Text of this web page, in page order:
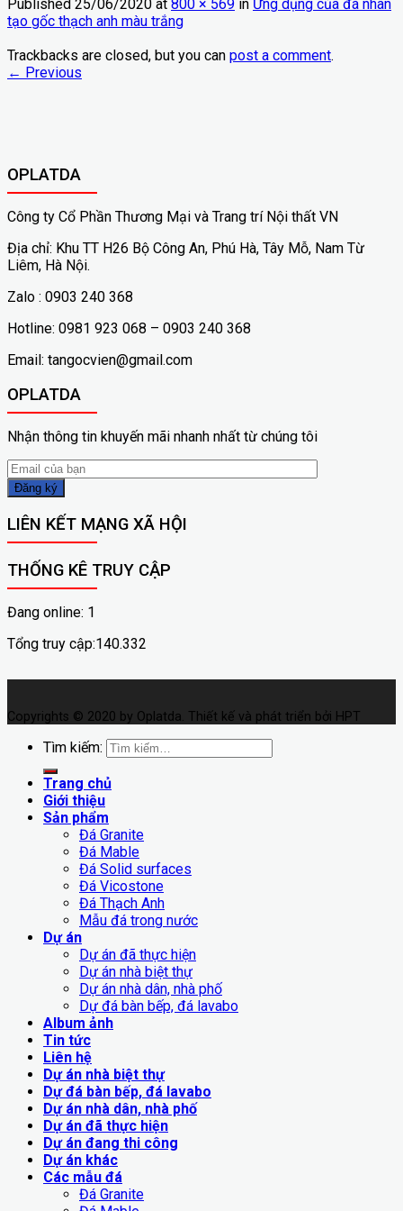
Published 25/06/2020 at 800 × 569 in Ứng dụng của đá nhân
tạo gốc thạch anh màu trắng
Trackbacks are closed, but you can post a comment.
← Previous
OPLATDA
Công ty Cổ Phần Thương Mại và Trang trí Nội thất VN
Địa chỉ: Khu TT H26 Bộ Công An, Phú Hà, Tây Mỗ, Nam Từ
Liêm, Hà Nội.
Zalo : 0903 240 368
Hotline: 0981 923 068 – 0903 240 368
Email: tangocvien@gmail.com
OPLATDA
Nhận thông tin khuyến mãi nhanh nhất từ chúng tôi
LIÊN KẾT MẠNG XÃ HỘI
THỐNG KÊ TRUY CẬP
Đang online: 1
Tổng truy cập:140.332
Copyrights © 2020 by Oplatda. Thiết kế và phát triển bởi HPT
Tìm kiếm:
Trang chủ
Giới thiệu
Sản phẩm
Đá Granite
Đá Mable
Đá Solid surfaces
Đá Vicostone
Đá Thạch Anh
Mẫu đá trong nước
Dự án
Dự án đã thực hiện
Dự án nhà biệt thự
Dự án nhà dân, nhà phố
Dự đá bàn bếp, đá lavabo
Album ảnh
Tin tức
Liên hệ
Dự án nhà biệt thự
Dự đá bàn bếp, đá lavabo
Dự án nhà dân, nhà phố
Dự án đã thực hiện
Dự án đang thi công
Dự án khác
Các mẫu đá
Đá Granite